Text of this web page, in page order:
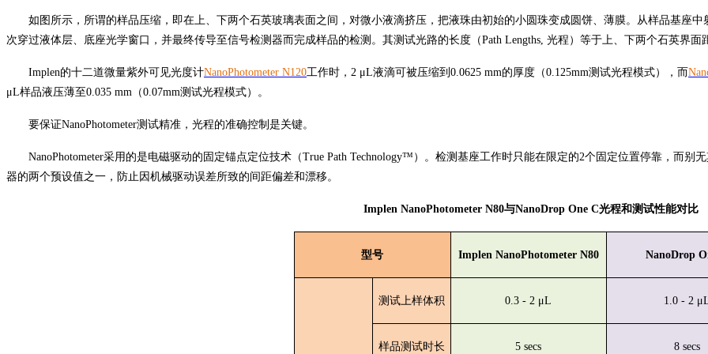
如图所示，所谓的样品压缩，即在上、下两个石英玻璃表面之间，对微小液滴挤压，把液珠由初始的小圆珠变成圆饼、薄膜。从样品基座
次穿过液体层、底座光学窗口，并最终传导至信号检测器而完成样品的检测。其测试光路的长度（Path Lengths, 光程）等于上、下两个石英界面
Implen的十二道微量紫外可见光度计NanoPhotometer N120工作时，2 μL液滴可被压缩到0.0625 mm的厚度（0.125mm测试光程模式），而
μL样品液压薄至0.035 mm（0.07mm测试光程模式）。
要保证NanoPhotometer测试精准，光程的准确控制是关键。
NanoPhotometer采用的是电磁驱动的固定锚点定位技术（True Path Technology™）。检测基座工作时只能在限定的2个固定位置停靠，而别
器的两个预设值之一，防止因机械驱动误差所致的间距偏差和漂移。
Implen NanoPhotometer N80与NanoDrop One C光程和测试性能对比
型号 Implen NanoPhotometer N80 NanoDrop
测试上样体积 0.3 - 2 μL 1.0 - 2
样品测试时长 5 secs 8 secs